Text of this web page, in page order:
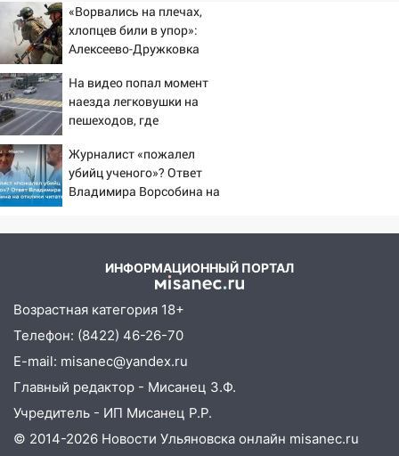
16:12
Едва не перерезал горло: в
Вешкайме посиделки с судимым
знакомым закончились для женщины
больницей
16:06
18-летняя девушка без прав
перевернулась на мопеде и попала в
больницу
15:59
Ульяновец отдал более 14
миллионов рублей за криминальное
летнего мопедиста
15:00
В Ульяновске после тройного ДТП
госпитализировали 25-летнего байкера
14:32 На Ульяновскую область
надвигается жара
14:08 Пешеход переходил по «зебре»:
подробности серьезной аварии на
Фруктовой
«Ворвались на плечах,
хлопцев били в упор»:
Алексеево-Дружковка
«птах Мадьяра»
На видео попал момент
наезда легковушки на
пешеходов, где
восемь человек
06/08/2026 – Новости
Журналист «пожалел
убийц ученого»? Ответ
Владимира Ворсобина на
ИНФОРМАЦИОННЫЙ ПОРТАЛ
Возрастная категория 18+
Телефон: (8422) 46-26-70
E-mail: misanec@yandex.ru
Главный редактор - Мисанец З.Ф.
Учредитель - ИП Мисанец Р.Р.
© 2014-2026 Новости Ульяновска онлайн misanec.ru